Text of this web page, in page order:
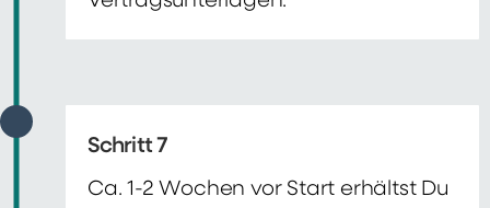
Schritt 7
Ca. 1-2 Wochen vor Start erhältst Du